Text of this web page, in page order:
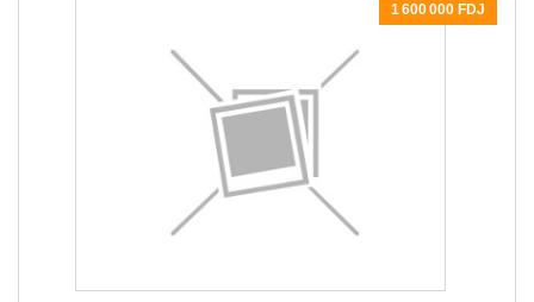
1 600 000 FDJ